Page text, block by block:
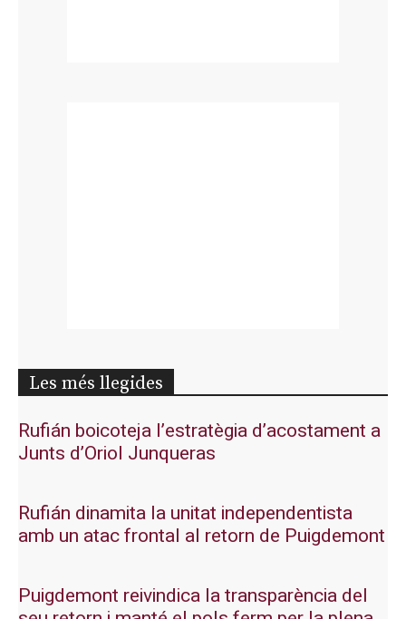
Les més llegides
Rufián boicoteja l’estratègia d’acostament a
Junts d’Oriol Junqueras
Rufián dinamita la unitat independentista
amb un atac frontal al retorn de Puigdemont
Puigdemont reivindica la transparència del